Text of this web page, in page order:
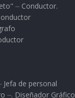
⏤ Conductor.
Jefa de personal
⏤. Diseñador Gráfico